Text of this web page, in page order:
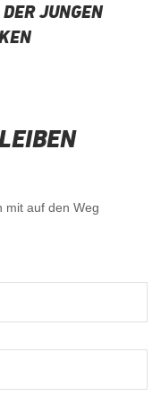
JUNGEN
mit auf den Weg